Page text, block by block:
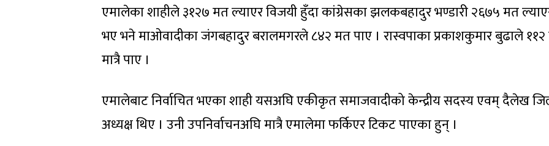
एमालेका शाहीले ३१२७ मत ल्याएर विजयी हुँदा कांग्रेसका झलकबहादुर भण्डारी २६७५ मत
भए भने माओवादीका जंगबहादुर बरालमगरले ८४२ मत पाए । रास्वपाका प्रकाशकुमार बुढाले
मात्रै पाए ।
एमालेबाट निर्वाचित भएका शाही यसअघि एकीकृत समाजवादीको केन्द्रीय सदस्य एवम् दैलेख
अध्यक्ष थिए । उनी उपनिर्वाचनअघि मात्रै एमालेमा फर्किएर टिकट पाएका हुन् ।